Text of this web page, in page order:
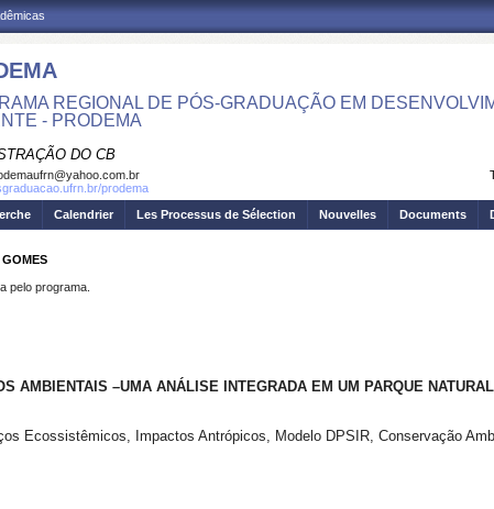
REGIONAL DE PÓS-GRADUAÇÃO EM
- PRODEMA
DO CB
prodema
Calendrier Les Processus de Sélection Nouvelles Documents
pelo programa.
AMBIENTAIS –UMA ANÁLISE INTEGRADA EM UM PARQUE
Ecossistêmicos, Impactos Antrópicos, Modelo DPSIR, Conservação